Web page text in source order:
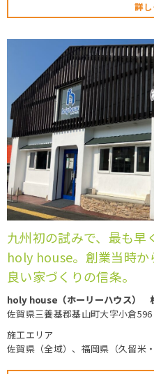
詳し
九州初の試みで、最も早
holy house。創業当時か
良い家づくりの信条。
holy house（ホーリーハウス）
佐賀県三養基郡基山町大字小倉596
施工エリア
佐賀県（全域）、福岡県（久留米